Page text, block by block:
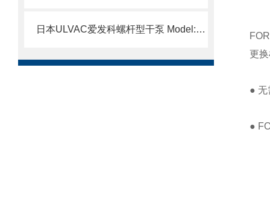
日本ULVAC爱发科螺杆型干泵 Model:LS120A北崎热卖
更
● 无
●